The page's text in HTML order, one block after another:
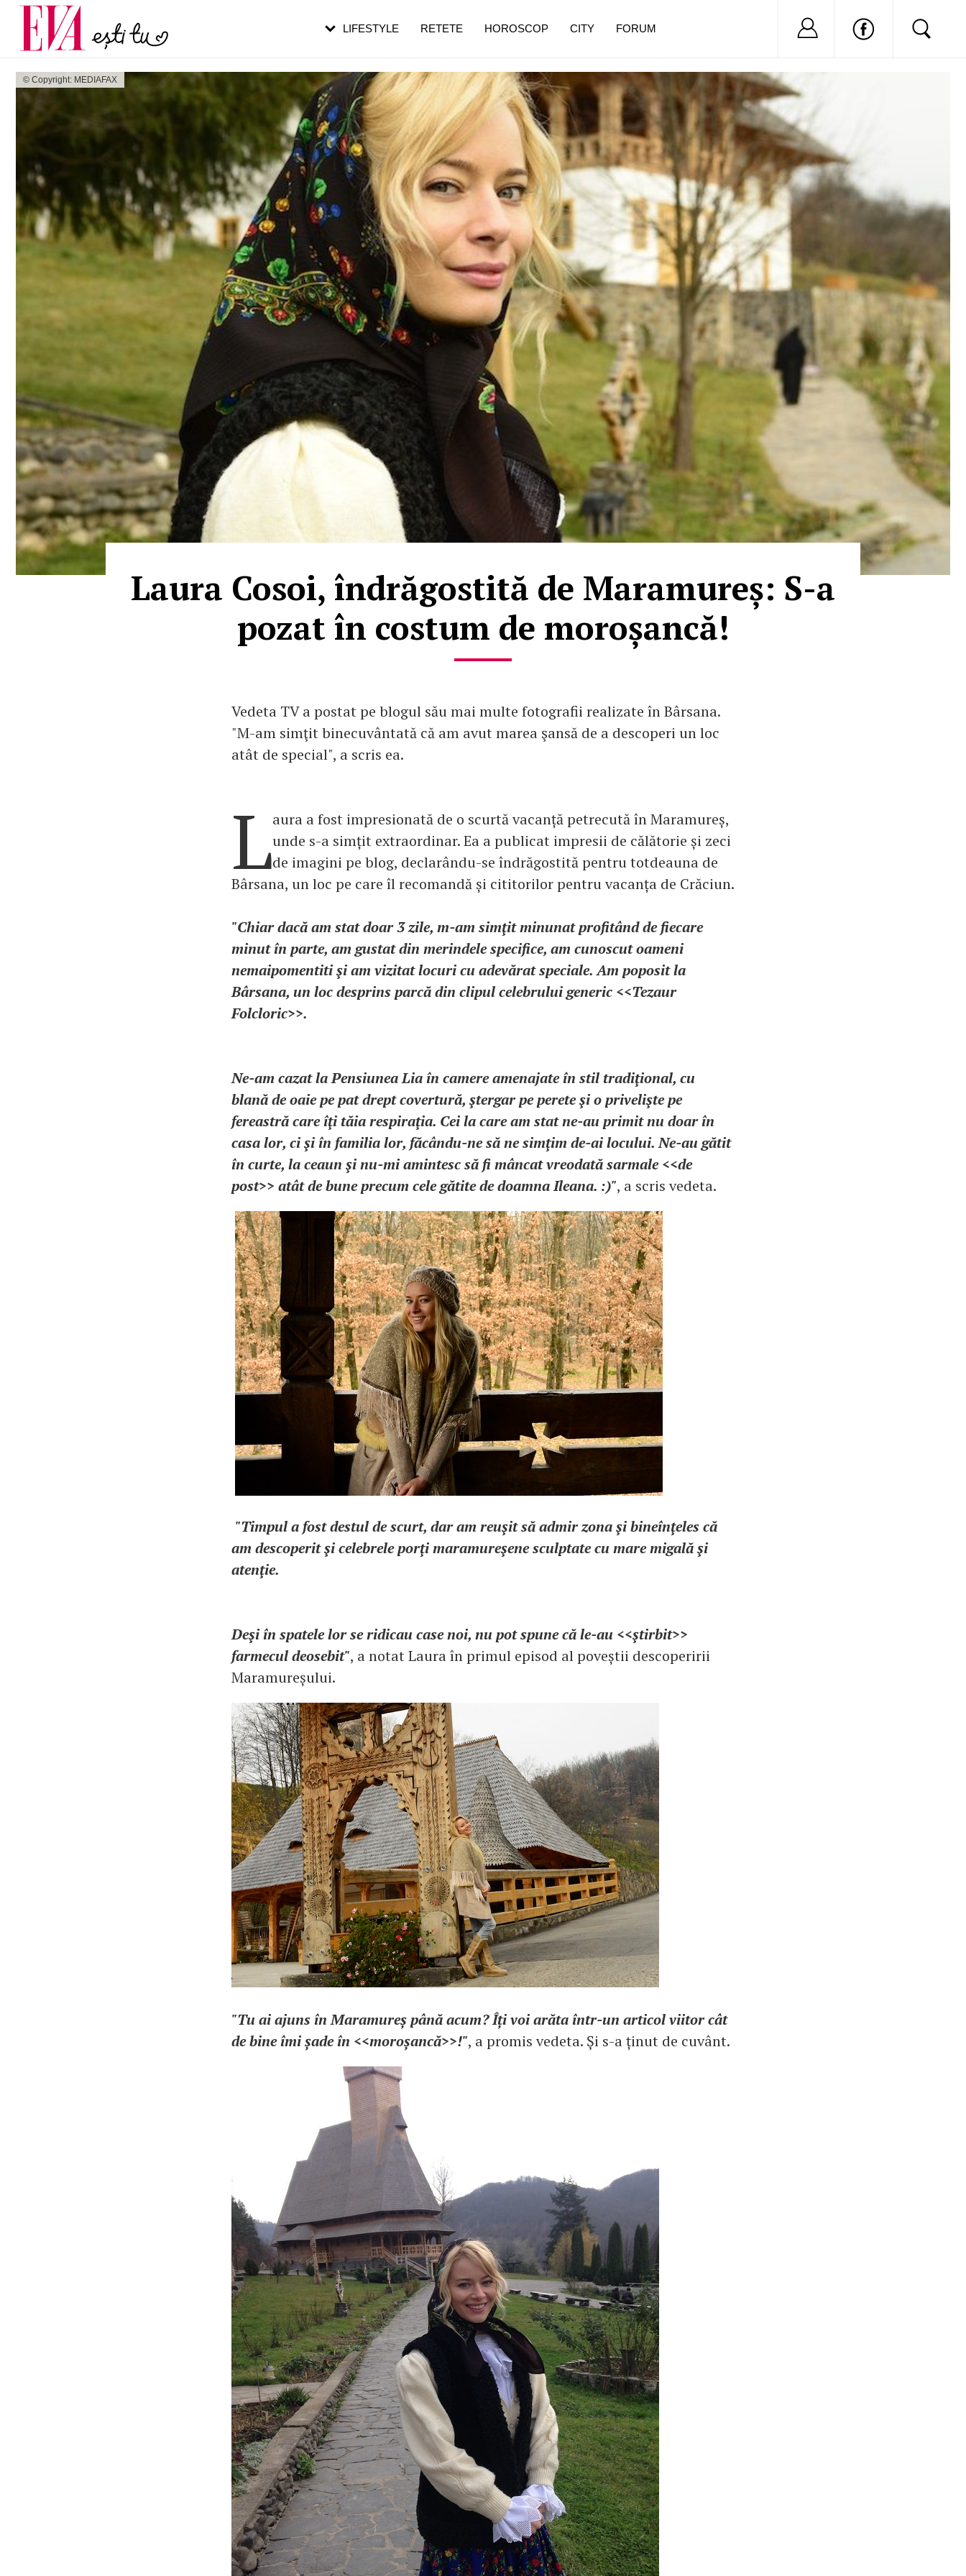
© Copyright: MEDIAFAX
Laura Cosoi, îndrăgostită de Maramureș: S-a
pozat în costum de moroșancă!
Vedeta TV a postat pe blogul său mai multe fotografii realizate în Bârsana.
"M-am simţit binecuvântată că am avut marea şansă de a descoperi un loc
atât de special", a scris ea.
Laura a fost impresionată de o scurtă vacanță petrecută în Maramureș,
unde s-a simțit extraordinar. Ea a publicat impresii de călătorie și zeci
de imagini pe blog, declarându-se îndrăgostită pentru totdeauna de
Bârsana, un loc pe care îl recomandă și cititorilor pentru vacanța de Crăciun.
"Chiar dacă am stat doar 3 zile, m-am simţit minunat profitând de fiecare
minut în parte, am gustat din merindele specifice, am cunoscut oameni
nemaipomentiti şi am vizitat locuri cu adevărat speciale. Am poposit la
Bârsana, un loc desprins parcă din clipul celebrului generic <<Tezaur
Folcloric>>.
Ne-am cazat la Pensiunea Lia în camere amenajate în stil tradiţional, cu
blană de oaie pe pat drept covertură, ştergar pe perete şi o privelişte pe
fereastră care îţi tăia respiraţia. Cei la care am stat ne-au primit nu doar în
casa lor, ci şi în familia lor, făcându-ne să ne simţim de-ai locului. Ne-au gătit
în curte, la ceaun şi nu-mi amintesc să fi mâncat vreodată sarmale <<de
post>> atât de bune precum cele gătite de doamna Ileana. :)", a scris vedeta.
"Timpul a fost destul de scurt, dar am reuşit să admir zona şi bineînţeles că
am descoperit şi celebrele porţi maramureşene sculptate cu mare migală şi
atenţie.
Deşi în spatele lor se ridicau case noi, nu pot spune că le-au <<ştirbit>>
farmecul deosebit", a notat Laura în primul episod al poveștii descoperirii
Maramureșului.
"Tu ai ajuns în Maramureș până acum? Îți voi arăta într-un articol viitor cât
de bine îmi șade în <<moroșancă>>!", a promis vedeta. Și s-a ținut de cuvânt.
LIFESTYLE RETETE HOROSCOP CITY FORUM Nu ai cont?
Carieră
Actualitate
pe măsură ce înaintezi în vârstă
de dureroasă este investigația